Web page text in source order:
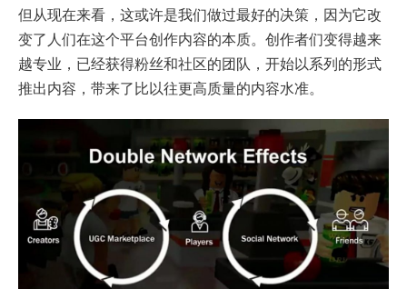
但从现在来看，这或许是我们做过最好的决策，因为它改
变了人们在这个平台创作内容的本质。创作者们变得越来
越专业，已经获得粉丝和社区的团队，开始以系列的形式
推出内容，带来了比以往更高质量的内容水准。